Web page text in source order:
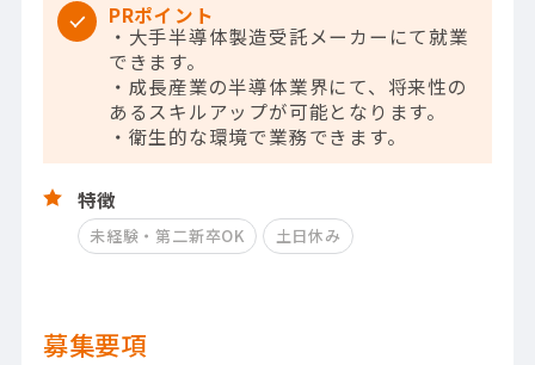
PRポイント
・大手半導体製造受託メーカーにて就業
できます。
・成長産業の半導体業界にて、将来性の
あるスキルアップが可能となります。
・衛生的な環境で業務できます。
特徴
未経験・第二新卒OK 土日休み
募集要項